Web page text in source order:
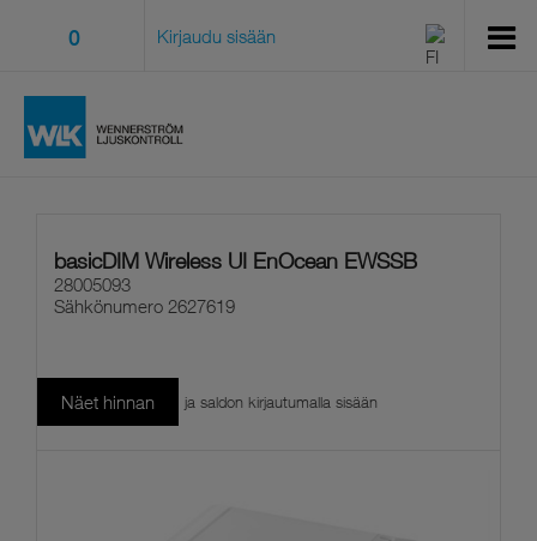
0 Kirjaudu sisään
basicDIM Wireless UI EnOcean EWSSB
28005093
Sähkönumero 2627619
Näet hinnan ja saldon kirjautumalla sisään